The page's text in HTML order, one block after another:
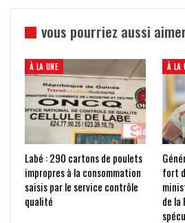
vous pourriez aussi
À LA UNE
Labé : 290 cartons de poulets
impropres à la consommation
saisis par le service contrôle
qualité
À LA
fort
de la